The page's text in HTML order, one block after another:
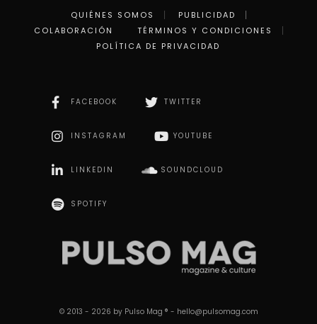
QUIÉNES SOMOS
PUBLICIDAD
COLABORACIÓN
TÉRMINOS Y CONDICIONES
POLÍTICA DE PRIVACIDAD
FACEBOOK TWITTER
INSTAGRAM YOUTUBE
LINKEDIN SOUNDCLOUD
SPOTIFY
© 2013 - 2026 by Pulso Mag ® - hello@pulsomag.com